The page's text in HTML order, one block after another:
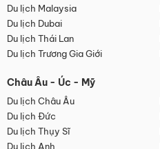
Du lịch Malaysia
Du lịch Dubai
Du lịch Thái Lan
Du lịch Trương Gia Giới
Châu Âu - Úc - Mỹ
Du lịch Châu Âu
Du lịch Đức
Du lịch Thụy Sĩ
Du lịch Anh